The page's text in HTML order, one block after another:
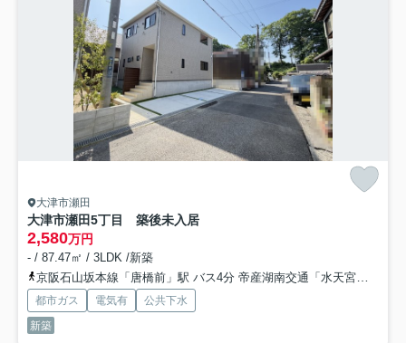
大津市瀬田
大津市瀬田5丁目 築後未入居
2,580万円
- / 87.47㎡ / 3LDK /新築
京阪石山坂本線「唐橋前」駅 バス4分 帝産湖南交通「水天宮（滋賀県）」 停歩4分
都市ガス 電気有
公共下水
新築